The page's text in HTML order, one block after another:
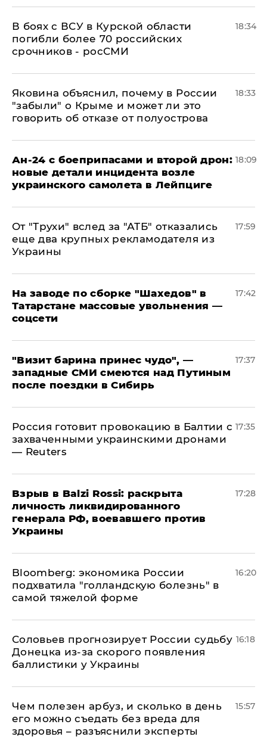
В боях с ВСУ в Курской области
погибли более 70 российских
срочников - росСМИ
18:34
Яковина объяснил, почему в России
"забыли" о Крыме и может ли это
говорить об отказе от полуострова
18:33
Ан-24 с боеприпасами и второй дрон:
новые детали инцидента возле
украинского самолета в Лейпциге
18:09
От "Трухи" вслед за "АТБ" отказались
еще два крупных рекламодателя из
Украины
17:59
На заводе по сборке "Шахедов" в
Татарстане массовые увольнения —
соцсети
17:42
"Визит барина принес чудо", —
западные СМИ смеются над Путиным
после поездки в Сибирь
17:37
​Россия готовит провокацию в Балтии с
захваченными украинскими дронами
— Reuters
17:35
​Взрыв в Balzi Rossi: раскрыта
личность ликвидированного
генерала РФ, воевавшего против
Украины
17:28
Bloomberg: экономика России
подхватила "голландскую болезнь" в
самой тяжелой форме
16:20
Соловьев прогнозирует России судьбу
Донецка из-за скорого появления
баллистики у Украины
16:18
Чем полезен арбуз, и сколько в день
его можно съедать без вреда для
здоровья – разъяснили эксперты
15:57